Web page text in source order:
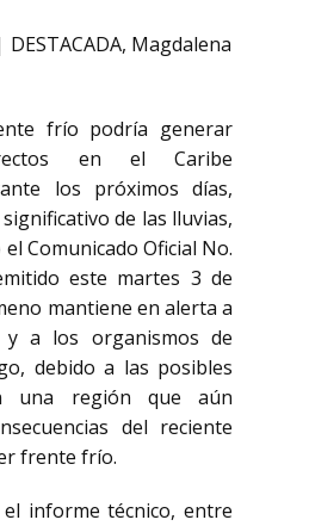
DESTACADA, Magdalena
frío podría generar
en el Caribe
los próximos días,
de las lluvias,
Comunicado Oficial No.
este martes 3 de
mantiene en alerta a
y a los organismos de
debido a las posibles
una región que aún
del reciente
frente frío.
informe técnico, entre